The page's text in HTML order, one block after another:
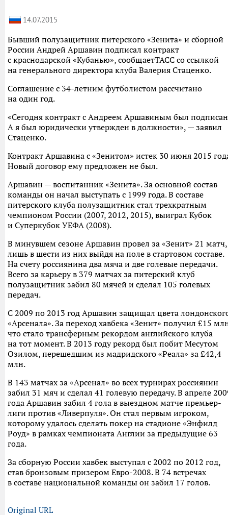
14.07.2015
Бывший полузащитник питерского «Зенита» и сборной
России Андрей Аршавин подписал контракт
с краснодарской «Кубанью», сообщаетТАСС со ссылкой
на генерального директора клуба Валерия Стаценко.
Соглашение с 34-летним футболистом рассчитано
на один год.
«Сегодня контракт с Андреем Аршавиным был
А я был юридически утвержден в должности», — заявил
Стаценко.
Контракт Аршавина с «Зенитом» истек 30 июня 2015
Новый договор ему предложен не был.
Аршавин — воспитанник «Зенита». За основной состав
команды он начал выступать с 1999 года. В составе
питерского клуба полузащитник стал трехкратным
чемпионом России (2007, 2012, 2015), выиграл Кубок
и Суперкубок УЕФА (2008).
В минувшем сезоне Аршавин провел за «Зенит» 21 матч,
лишь в шести из них выйдя на поле в стартовом составе.
На счету россиянина два мяча и две голевые передачи.
Всего за карьеру в 379 матчах за питерский клуб
полузащитник забил 80 мячей и сделал 105 голевых
передач.
С 2009 по 2013 год Аршавин защищал цвета
«Арсенала». За переход хавбека «Зенит» получил £15
что стало трансферным рекордом английского клуба
на тот момент. В 2013 году рекорд был побит Месутом
Озилом, перешедшим из мадридского «Реала» за £42,4
млн.
В 143 матчах за «Арсенал» во всех турнирах россиянин
забил 31 мяч и сделал 41 голевую передачу. В апреле
года Аршавин забил 4 гола в выездном матче премьер-
лиги против «Ливерпуля». Он стал первым игроком,
которому удалось сделать покер на стадионе «Энфилд
Роуд» в рамках чемпионата Англии за предыдущие 63
года.
За сборную России хавбек выступал с 2002 по 2012 год,
став бронзовым призером Евро-2008. В 74 встречах
в составе национальной команды он забил 17 голов.
Original URL